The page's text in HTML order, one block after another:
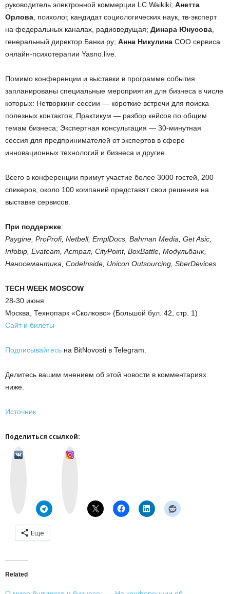
руководитель электронной коммерции LC Waikiki; Анетта
Орлова , психолог, кандидат социологических наук, тв-эксперт
на федеральных каналах, радиоведущая; Динара Юнусова
генеральный директор Банки.ру; Анна Никулина COO сервиса
онлайн-психотерапии Yasno.live.
Помимо конференции и выставки в программе события
запланированы специальные мероприятия для бизнеса в числе
которых: Нетворкинг-сессии — короткие встречи для поиска
полезных контактов; Практикум — разбор кейсов по общим
темам бизнеса; Экспертная консультация — 30-минутная
сессия для предпринимателей от экспертов в сфере
инновационных технологий и бизнеса и другие.
Всего в конференции примут участие более 3000 гостей, 200
спикеров, около 100 компаний представят свои решения на
выставке сервисов.
При поддержке:
Paygine, ProProfi, Netbell, EmplDocs, Bahman Media, Get Asic,
Infobip, Evateam, Астрал, CityPoint, BoxBattle, Модульбанк,
Наносемантика, CodeInside, Unicon Outsourcing, SberDevices
TECH WEEK MOSCOW
28-30 июня
Москва, Технопарк «Сколково» (Большой бул. 42, стр. 1)
Сайт и билеты
Подписывайтесь на BitNovosti в Telegram.
Делитесь вашим мнением об этой новости в комментариях
ниже.
Источник
Поделиться ссылкой:
Ещё
Related